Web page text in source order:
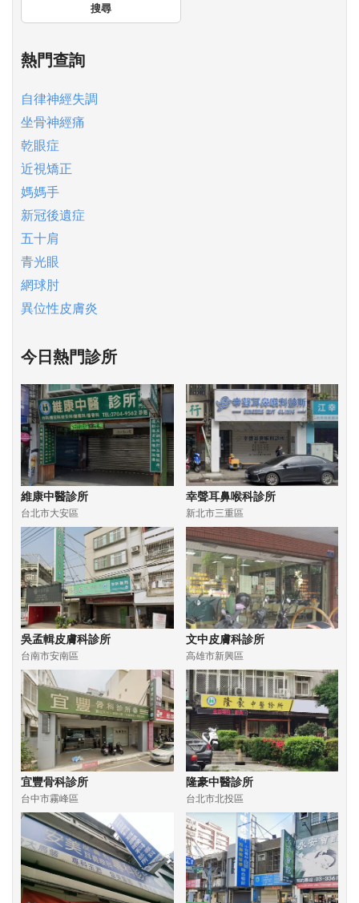
搜尋
熱門查詢
自律神經失調
坐骨神經痛
乾眼症
近視矯正
媽媽手
新冠後遺症
五十肩
青光眼
網球肘
異位性皮膚炎
今日熱門診所
維康中醫診所
台北市大安區
幸聲耳鼻喉科診所
新北市三重區
吳孟輯皮膚科診所
台南市安南區
文中皮膚科診所
高雄市新興區
宜豐骨科診所
台中市霧峰區
隆豪中醫診所
台北市北投區